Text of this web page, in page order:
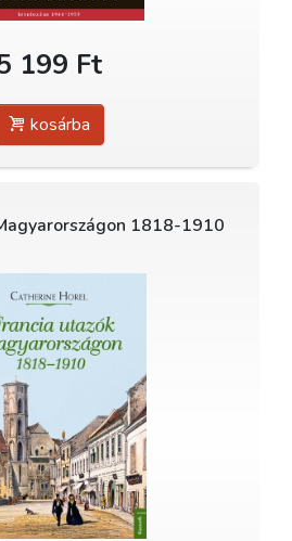
199 Ft
kosárba
1818-1910